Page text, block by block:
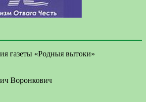
газеты «Родныя вытоки»
Воронкович